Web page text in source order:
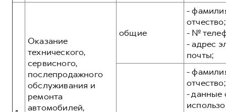
Автомобильные аксессуары
Коллекция CITY
Коллекция Базовая
Коллекция Детская
Коллекция Базовая
Коллекция Детская
Оказание
технического,
сервисного,
послепродажного
обслуживания и
ремонта
автомобилей,
общие
-
отчество;
- №
- адрес
почты;
-
отчество;
- данные